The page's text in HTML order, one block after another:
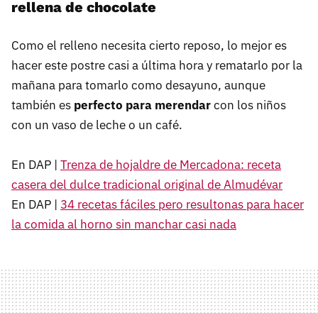
rellena de chocolate
Como el relleno necesita cierto reposo, lo mejor es
hacer este postre casi a última hora y rematarlo por la
mañana para tomarlo como desayuno, aunque
también es perfecto para merendarcon los niños
con un vaso de leche o un café.
En DAP | Trenza de hojaldre de Mercadona: receta
casera del dulce tradicional original de Almudévar
En DAP | 34 recetas fáciles pero resultonas para hacer
la comida al horno sin manchar casi nada